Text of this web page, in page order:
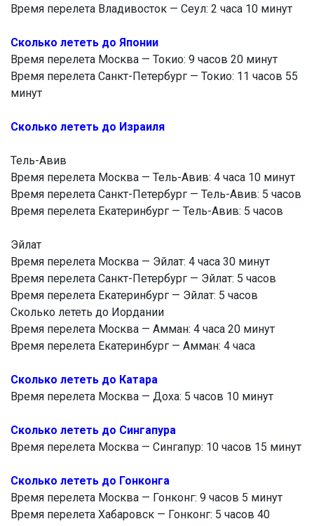
Время перелета Владивосток — Сеул: 2 часа 10 минут
Сколько лететь до Японии
Время перелета Москва — Токио: 9 часов 20 минут
Время перелета Санкт-Петербург — Токио: 11 часов 55
минут
Сколько лететь до Израиля
Тель-Авив
Время перелета Москва — Тель-Авив: 4 часа 10 минут
Время перелета Санкт-Петербург — Тель-Авив: 5 часов
Время перелета Екатеринбург — Тель-Авив: 5 часов
Эйлат
Время перелета Москва — Эйлат: 4 часа 30 минут
Время перелета Санкт-Петербург — Эйлат: 5 часов
Время перелета Екатеринбург — Эйлат: 5 часов
Сколько лететь до Иордании
Время перелета Москва — Амман: 4 часа 20 минут
Время перелета Екатеринбург — Амман: 4 часа
Сколько лететь до Катара
Время перелета Москва — Доха: 5 часов 10 минут
Сколько лететь до Сингапура
Время перелета Москва — Сингапур: 10 часов 15 минут
Сколько лететь до Гонконга
Время перелета Москва — Гонконг: 9 часов 5 минут
Время перелета Хабаровск — Гонконг: 5 часов 40